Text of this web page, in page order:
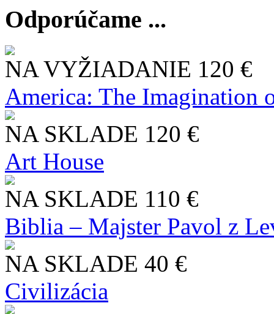
Odporúčame ...
NA VYŽIADANIE 120 €
America: The Imagination
NA SKLADE 120 €
Art House
NA SKLADE 110 €
Biblia – Majster Pavol z
NA SKLADE 40 €
Civilizácia